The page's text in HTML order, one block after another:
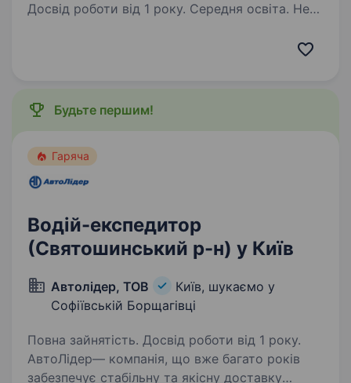
Досвід роботи від 1 року. Середня освіта. Here
logistics company only by delivering the right
transportation…
Будьте першим!
Гаряча
Водій-експедитор
(Святошинський р-н) у Київ
Автолідер, ТОВ
Київ, шукаємо у
Софіївській Борщагівці
Повна зайнятість. Досвід роботи від 1 року.
АвтоЛідер— компанія, що вже багато років
забезпечує стабільну та якісну доставку